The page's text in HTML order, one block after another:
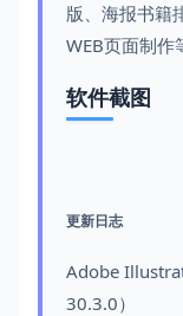
版、海报书籍
WEB页面制作
软件截图
更新日志
Adobe
30.3.0）